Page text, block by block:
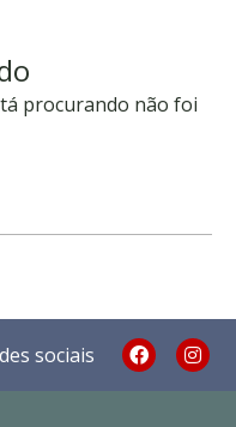
procurando não foi
sociais